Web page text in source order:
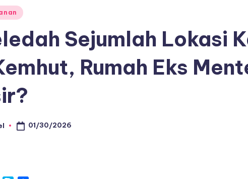
Sejumlah Lokasi
Rumah Eks
01/30/2026